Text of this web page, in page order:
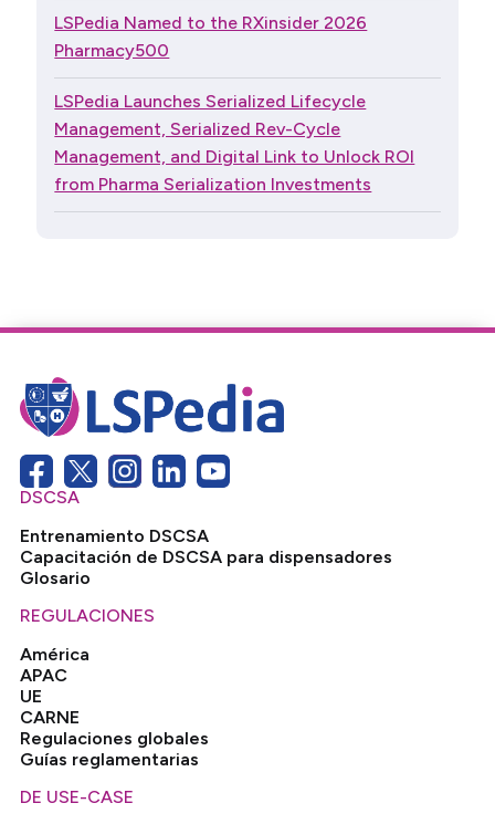
LSPedia Named to the RXinsider 2026
Pharmacy500
LSPedia Launches Serialized Lifecycle
Management, Serialized Rev-Cycle
Management, and Digital Link to Unlock ROI
from Pharma Serialization Investments
DSCSA
Entrenamiento DSCSA
Capacitación de DSCSA para dispensadores
Glosario
REGULACIONES
América
APAC
UE
CARNE
Regulaciones globales
Guías reglamentarias
DE USE-CASE